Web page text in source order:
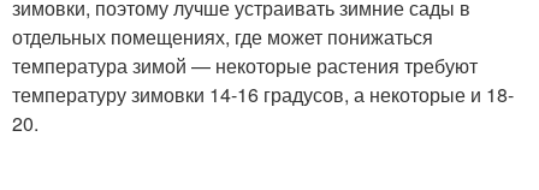
зимовки, поэтому лучше устраивать зимние сады в
отдельных помещениях, где может понижаться
температура зимой — некоторые растения требуют
температуру зимовки 14-16 градусов, а некоторые и 18-
20.